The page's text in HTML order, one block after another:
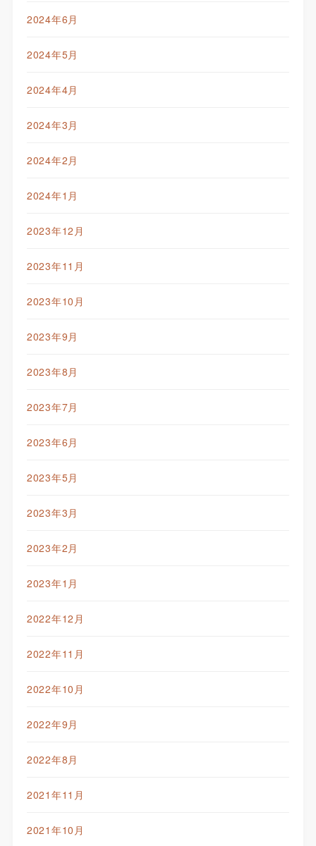
2024年6月
2024年5月
2024年4月
2024年3月
2024年2月
2024年1月
2023年12月
2023年11月
2023年10月
2023年9月
2023年8月
2023年7月
2023年6月
2023年5月
2023年3月
2023年2月
2023年1月
2022年12月
2022年11月
2022年10月
2022年9月
2022年8月
2021年11月
2021年10月